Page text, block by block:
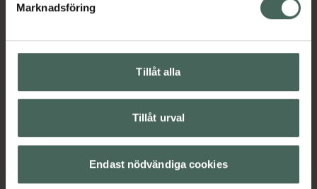
Marknadsföring
Tillåt alla
Tillåt urval
Endast nödvändiga cookies
Handla tryggt
Leverans, betalning och retur
Sajtens tillgänglighet
Köpvillkor